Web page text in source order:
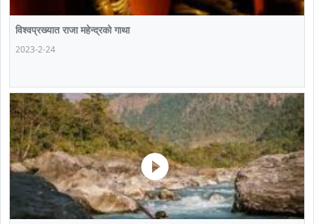
विश्वप्रख्यात राजा महेन्द्रको गाथा
2023-2-24